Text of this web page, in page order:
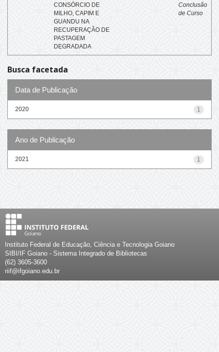
CONSÓRCIO DE
MILHO, CAPIM E
GUANDU NA
RECUPERAÇÃO DE
PASTAGEM
DEGRADADA
Conclusão
de Curso
Busca facetada
Data de Publicação
1
2020
Ano de Publicação
1
2021
Instituto Federal de Educação, Ciência e Tecnologia Goiano
SIBI/IF Goiano - Sistema Integrado de Bibliotecas
(62) 3605-3600
riif@ifgoiano.edu.br